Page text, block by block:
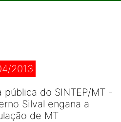
2013
pública do SINTEP/MT -
Silval engana a
de MT